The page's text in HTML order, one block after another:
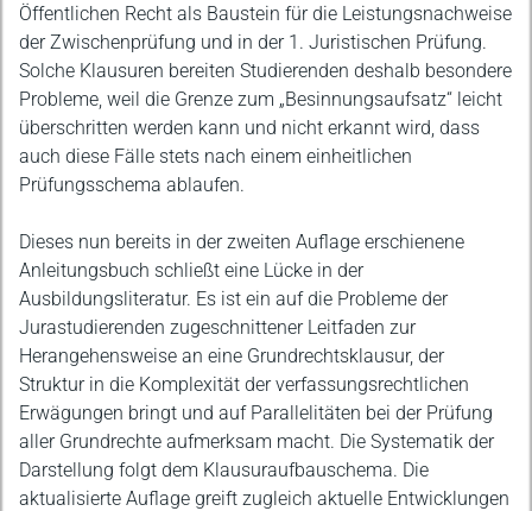
Öffentlichen Recht als Baustein für die Leistungsnachweise
der Zwischenprüfung und in der 1. Juristischen Prüfung.
Solche Klausuren bereiten Studierenden deshalb besondere
Probleme, weil die Grenze zum „Besinnungsaufsatz“ leicht
überschritten werden kann und nicht erkannt wird, dass
auch diese Fälle stets nach einem einheitlichen
Prüfungsschema ablaufen.
Dieses nun bereits in der zweiten Auflage erschienene
Anleitungsbuch schließt eine Lücke in der
Ausbildungsliteratur. Es ist ein auf die Probleme der
Jurastudierenden zugeschnittener Leitfaden zur
Herangehensweise an eine Grundrechtsklausur, der
Struktur in die Komplexität der verfassungsrechtlichen
Erwägungen bringt und auf Parallelitäten bei der Prüfung
aller Grundrechte aufmerksam macht. Die Systematik der
Darstellung folgt dem Klausuraufbauschema. Die
aktualisierte Auflage greift zugleich aktuelle Entwicklungen